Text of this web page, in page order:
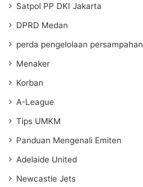
Satpol PP DKI Jakarta
DPRD Medan
perda pengelolaan persampahan
Menaker
Korban
A-League
Tips UMKM
Panduan Mengenali Emiten
Adelaide United
Newcastle Jets